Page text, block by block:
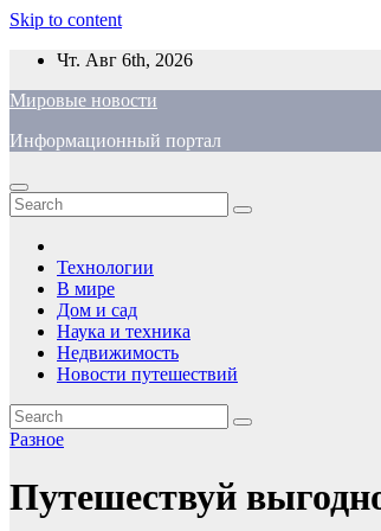
Skip to content
Чт. Авг 6th, 2026
Мировые новости
Информационный портал
Технологии
В мире
Дом и сад
Наука и техника
Недвижимость
Новости путешествий
Разное
Путешествуй